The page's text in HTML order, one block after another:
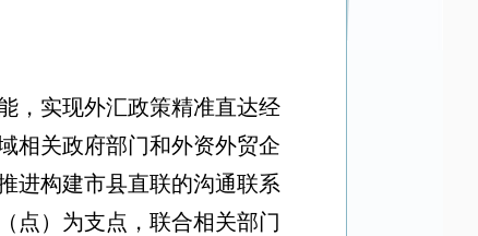
，实现外汇政策精准直达经
相关政府部门和外资外贸企
进构建市县直联的沟通联系
点）为支点，联合相关部门